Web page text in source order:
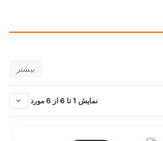
بیشتر
نمایش 1 تا 6 از 6 مورد